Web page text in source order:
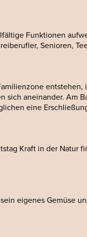
Funktionen
Senioren,
sich aneinander. Am
eine
Kraft in der Natur
eigenes Gemüse